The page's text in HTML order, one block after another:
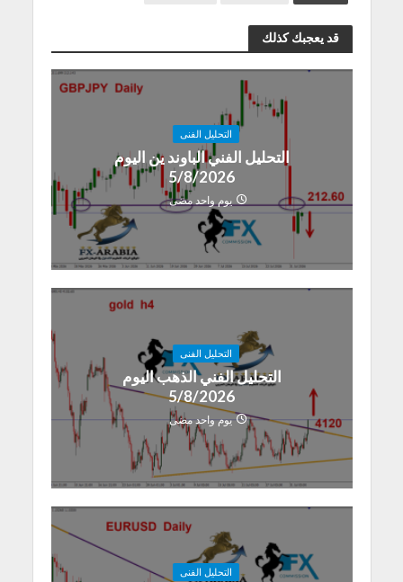
قد يعجبك كذلك
التحليل الفنى
التحليل الفني الباوند ين اليوم
5/8/2026
يوم واحد مضى
التحليل الفنى
التحليل الفني الذهب اليوم
5/8/2026
يوم واحد مضى
التحليل الفنى